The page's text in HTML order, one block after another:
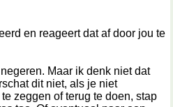
en reageert dat af door jou te
Maar ik denk niet dat
dit niet, als je niet
zeggen of terug te doen, stap